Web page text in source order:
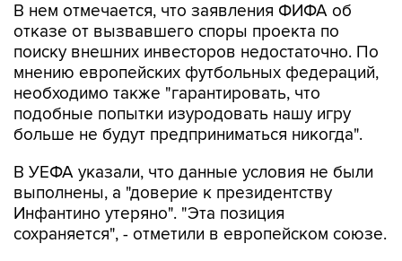
В нем отмечается, что заявления ФИФА об
отказе от вызвавшего споры проекта по
поиску внешних инвесторов недостаточно. По
мнению европейских футбольных федераций,
необходимо также "гарантировать, что
подобные попытки изуродовать нашу игру
больше не будут предприниматься никогда".
В УЕФА указали, что данные условия не были
выполнены, а "доверие к президентству
Инфантино утеряно". "Эта позиция
сохраняется", - отметили в европейском союзе.